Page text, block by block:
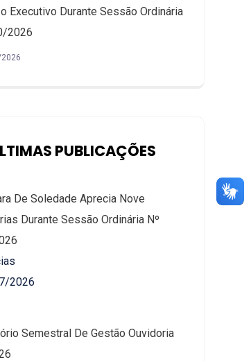
Executivo Durante Sessão Ordinária
2026
PUBLICAÇÕES
De Soledade Aprecia Nove
Durante Sessão Ordinária Nº
2026
Semestral De Gestão Ouvidoria